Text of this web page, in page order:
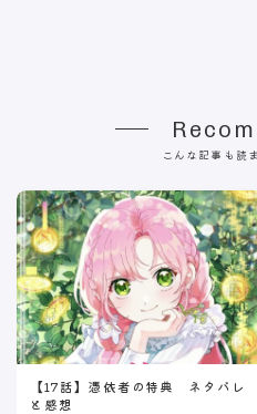
こんな記事も読
【17話】憑依者の特典 ネタバレ
と感想